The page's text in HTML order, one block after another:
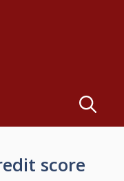
score